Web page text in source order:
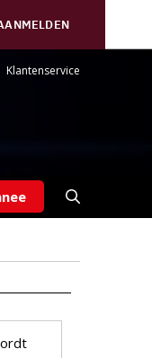
Klantenservice